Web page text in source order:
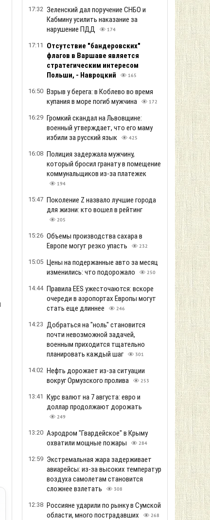
17:32 Зеленский дал поручение СНБО и
Кабмину усилить наказание за
нарушение ПДД
174
17:11
Отсутствие "бандеровских"
флагов в Варшаве является
стратегическим интересом
Польши, - Навроцкий
165
16:50 Взрыв у берега: в Коблево во время
купания в море погиб мужчина
172
16:29 Громкий скандал на Львовщине:
военный утверждает, что его маму
избили за русский язык
425
16:08 Полиция задержала мужчину,
который бросил гранату в помещение
коммунальщиков из-за платежек
194
15:47 Поколение Z назвало лучшие города
для жизни: кто вошел в рейтинг
205
15:26 Объемы производства сахара в
Европе могут резко упасть
232
15:05 Цены на подержанные авто за месяц
изменились: что подорожало
250
14:44 Правила EES ужесточаются: вскоре
очереди в аэропортах Европы могут
стать еще длиннее
246
14:23 Добраться на "ноль" становится
почти невозможной задачей,
военным приходится тщательно
планировать каждый шаг
301
14:02 Нефть дорожает из-за ситуации
вокруг Ормузского пролива
253
13:41 Курс валют на 7 августа: евро и
доллар продолжают дорожать
249
13:20 Аэродром "Гвардейское" в Крыму
охватили мощные пожары
284
12:59 Экстремальная жара задерживает
авиарейсы: из-за высоких температур
воздуха самолетам становится
сложнее взлетать
308
12:38 Россияне ударили по рынку в Сумской
области, много пострадавших
268